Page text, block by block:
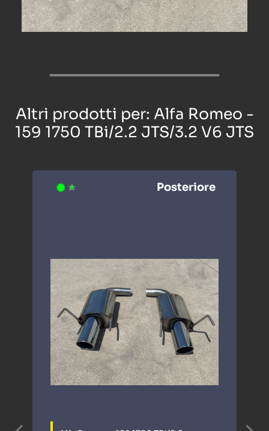
Altri prodotti per: Alfa Romeo -
159 1750 TBi/2.2 JTS/3.2 V6 JTS
Posteriore